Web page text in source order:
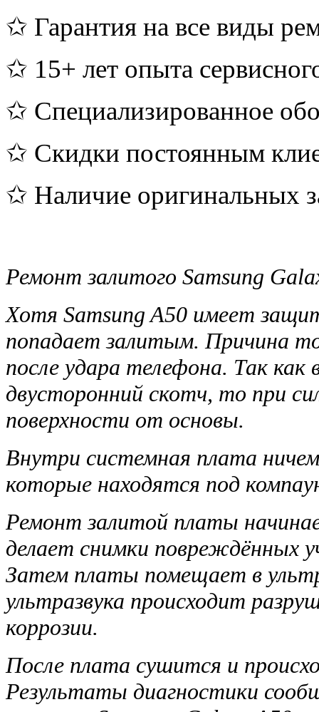
✩ Гарантия на все виды
✩ 15+ лет опыта
✩ Специализированное
✩ Скидки постоянным
✩ Наличие оригинальных
Ремонт залитого Samsung
Хотя Samsung A50 имеет
попадает залитым. Причина
после удара телефона. Так
двусторонний скотч, то при
поверхности от основы.
Внутри системная плата
которые находятся под
Ремонт залитой платы
делает снимки повреждённых
Затем платы помещает в
ультразвука происходит
коррозии.
После плата сушится и
Результаты диагностики